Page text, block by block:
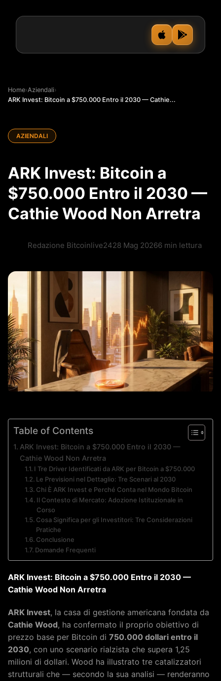
Home›Aziendali›
ARK Invest: Bitcoin a $750.000 Entro il 2030 — Cathie...
AZIENDALI
ARK Invest: Bitcoin a
$750.000 Entro il 2030 —
Cathie Wood Non Arretra
Redazione Bitcoinlive2428 Mag 20266 min lettura
Table of Contents
ARK Invest: Bitcoin a $750.000 Entro il 2030 —
Cathie Wood Non Arretra
I Tre Driver Identificati da ARK per Bitcoin a $750.000
Le Previsioni nel Dettaglio: Tre Scenari al 2030
Chi È ARK Invest e Perché Conta nel Mondo Bitcoin
Il Contesto di Mercato: Adozione Istituzionale in
Corso
Cosa Significa per gli Investitori: Tre Considerazioni
Pratiche
Conclusione
Domande Frequenti
ARK Invest: Bitcoin a $750.000 Entro il 2030 —
Cathie Wood Non Arretra
ARK Invest, la casa di gestione americana fondata da
Cathie Wood, ha confermato il proprio obiettivo di
prezzo base per Bitcoin di 750.000 dollari entro il
2030, con uno scenario rialzista che supera 1,25
milioni di dollari. Wood ha illustrato tre catalizzatori
strutturali che — secondo la sua analisi — renderanno